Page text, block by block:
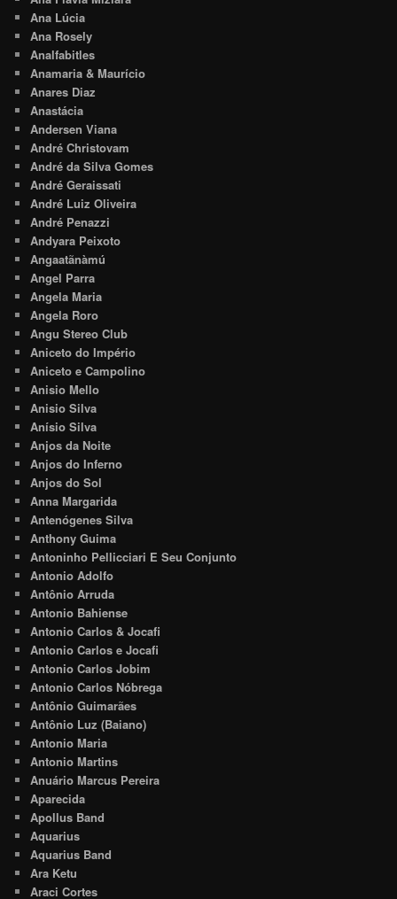
Ana Lúcia
Ana Rosely
Analfabitles
Anamaria & Maurício
Anares Diaz
Anastácia
Andersen Viana
André Christovam
André da Silva Gomes
André Geraissati
André Luiz Oliveira
André Penazzi
Andyara Peixoto
Angaatãnàmú
Angel Parra
Angela Maria
Angela Roro
Angu Stereo Club
Aniceto do Império
Aniceto e Campolino
Anisio Mello
Anisio Silva
Anísio Silva
Anjos da Noite
Anjos do Inferno
Anjos do Sol
Anna Margarida
Antenógenes Silva
Anthony Guima
Antoninho Pellicciari E Seu Conjunto
Antonio Adolfo
Antônio Arruda
Antonio Bahiense
Antonio Carlos & Jocafi
Antonio Carlos e Jocafi
Antonio Carlos Jobim
Antonio Carlos Nóbrega
Antônio Guimarães
Antônio Luz (Baiano)
Antonio Maria
Antonio Martins
Anuário Marcus Pereira
Aparecida
Apollus Band
Aquarius
Aquarius Band
Ara Ketu
Araci Cortes